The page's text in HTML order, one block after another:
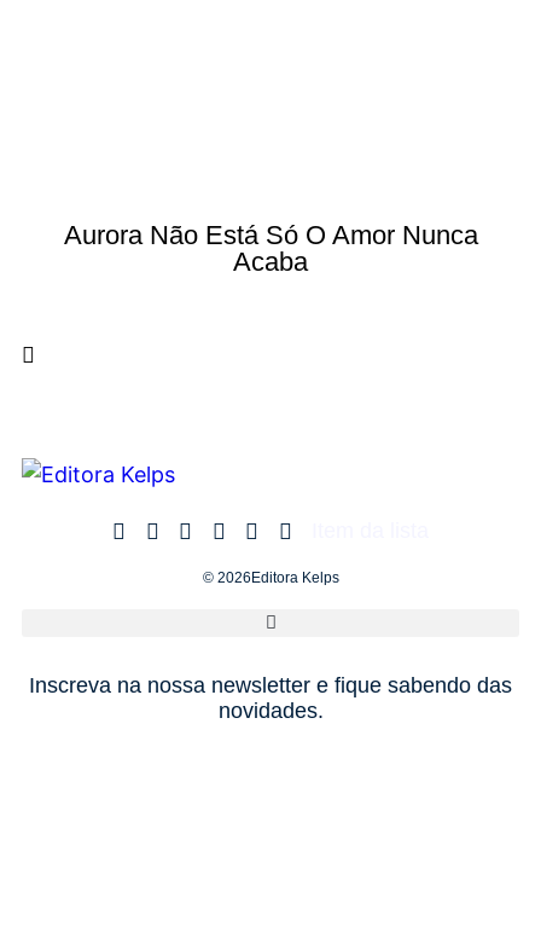
Aurora Não Está Só O Amor Nunca
Acaba
© 2026Editora Kelps
Inscreva na nossa newsletter e fique sabendo das
novidades.